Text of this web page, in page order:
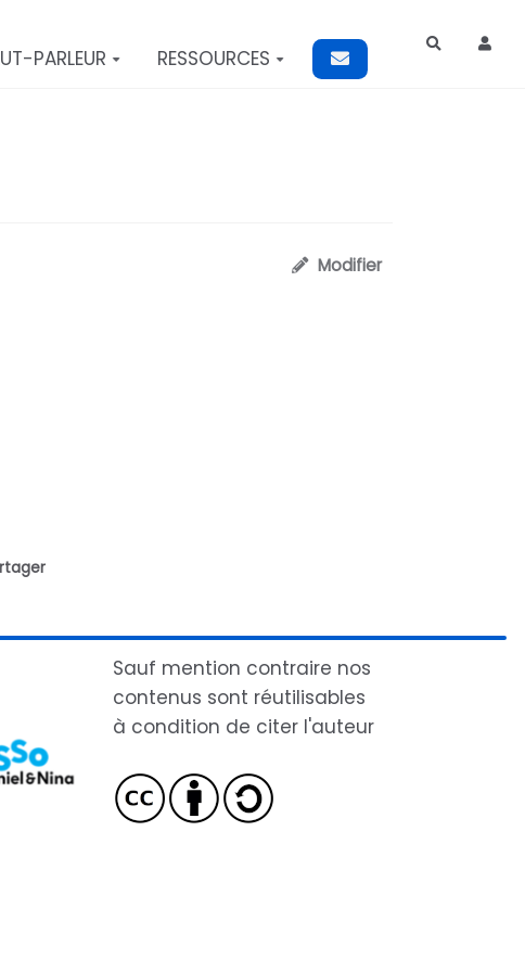
PARLEUR RESSOURCES
Rechercher
Modifier
Sauf mention contraire nos
contenus sont réutilisables
à condition de citer l'auteur